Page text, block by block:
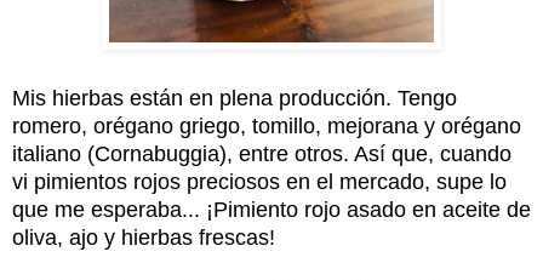
Mis hierbas están en plena producción. Tengo
romero, orégano griego, tomillo, mejorana y orégano
italiano (Cornabuggia), entre otros. Así que, cuando
vi pimientos rojos preciosos en el mercado, supe lo
que me esperaba... ¡Pimiento rojo asado en aceite de
oliva, ajo y hierbas frescas!